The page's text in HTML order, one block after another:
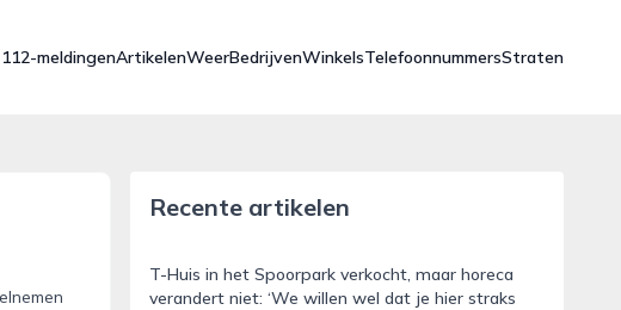
112-meldingenArtikelenWeerBedrijvenWinkelsTelefoonnummersStraten
Recente artikelen
T-Huis in het Spoorpark verkocht, maar horeca
verandert niet: ‘We willen wel dat je hier straks